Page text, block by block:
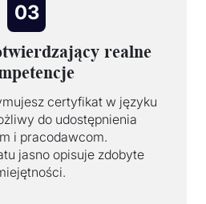
03
realne
certyfikat w języku
do udostępnienia
i pracodawcom.
jasno opisuje zdobyte